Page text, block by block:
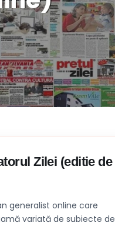
Zilei (editie de
generalist online care
variată de subiecte de